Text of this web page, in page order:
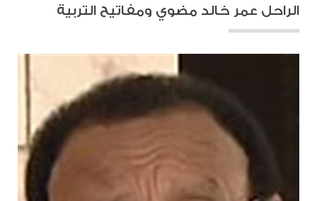
الراحل عمر خالد مضوي ومفاتيح التربية